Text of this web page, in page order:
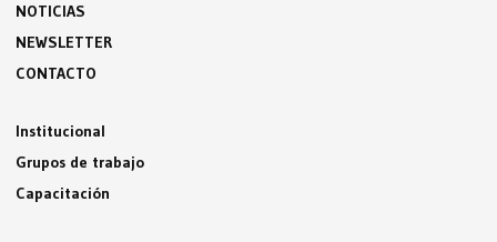
NOTICIAS
NEWSLETTER
CONTACTO
Institucional
Grupos de trabajo
Capacitación